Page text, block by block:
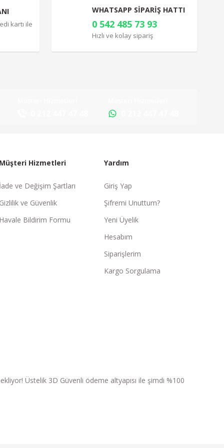
kartı ile
WHATSAPP SİPARİŞ HATTI
0 542 485 73 93
Hızlı ve kolay sipariş
Müşteri Hizmetleri
İade ve Değişim Şartları
Gizlilik ve Güvenlik
Havale Bildirim Formu
Yardım
Giriş Yap
Şifremi Unuttum?
Yeni Üyelik
Hesabım
Siparişlerim
Kargo Sorgulama
Üstelik 3D Güvenli ödeme altyapısı ile şimdi %100